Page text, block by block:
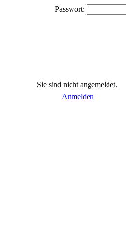
Passwort:
Sie sind nicht angemeldet.
Anmelden